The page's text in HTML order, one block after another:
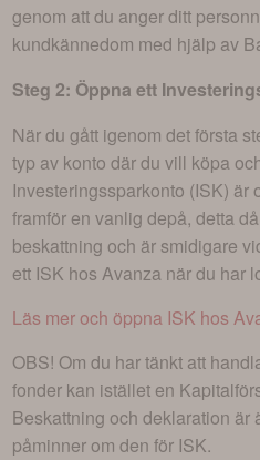
genom att du anger ditt
kundkännedom med hjälp av
Steg 2: Öppna ett
När du gått igenom det första
typ av konto där du vill köpa
Investeringssparkonto (ISK) är
framför en vanlig depå, detta
beskattning och är smidigare
ett ISK hos Avanza när du har
Läs mer och öppna ISK hos
OBS! Om du har tänkt att
fonder kan istället en
Beskattning och deklaration är
påminner om den för ISK.